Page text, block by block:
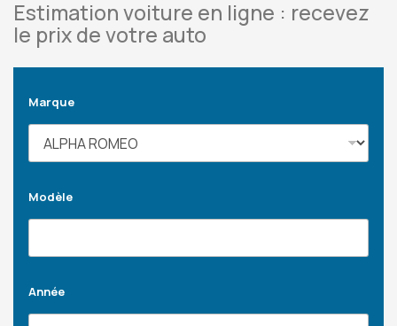
Estimation voiture en ligne : recevez
le prix de votre auto
Marque
Modèle
Année